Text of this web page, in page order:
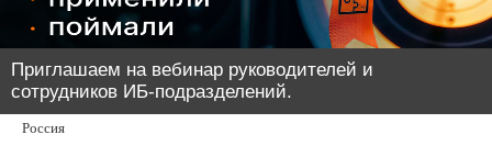
Приглашаем на вебинар руководителей и
сотрудников ИБ-подразделений.
Россия